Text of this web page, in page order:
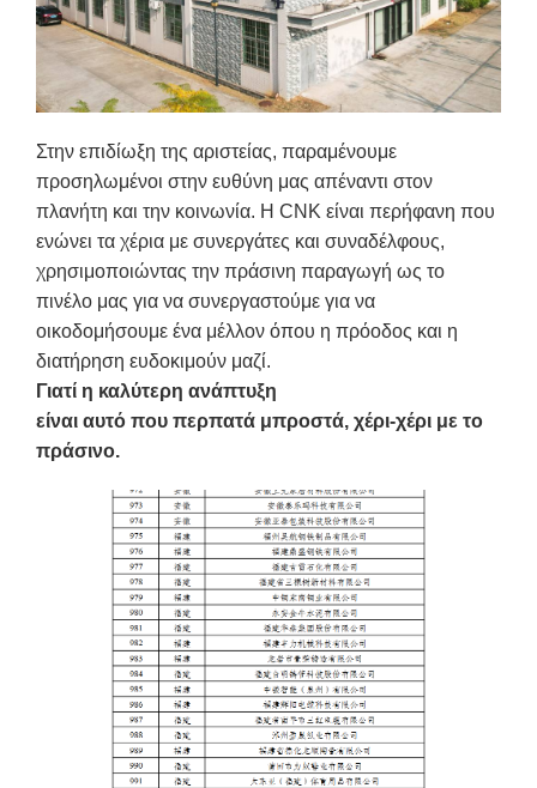
Στην επιδίωξη της αριστείας, παραμένουμε
προσηλωμένοι στην ευθύνη μας απέναντι στον
πλανήτη και την κοινωνία. Η CNK είναι περήφανη που
ενώνει τα χέρια με συνεργάτες και συναδέλφους,
χρησιμοποιώντας την πράσινη παραγωγή ως το
πινέλο μας για να συνεργαστούμε για να
οικοδομήσουμε ένα μέλλον όπου η πρόοδος και η
διατήρηση ευδοκιμούν μαζί.
Γιατί η καλύτερη ανάπτυξη
είναι αυτό που περπατά μπροστά, χέρι-χέρι με το
πράσινο.